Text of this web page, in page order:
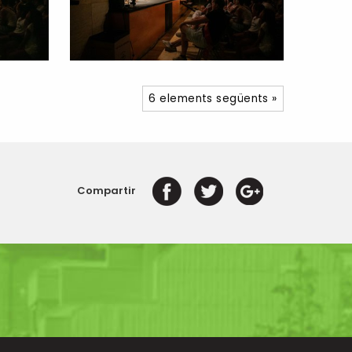
6 elements següents »
Compartir